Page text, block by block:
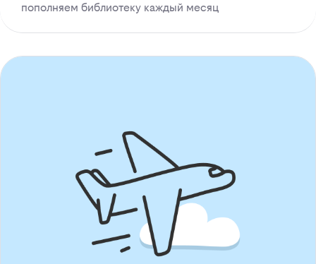
пополняем библиотеку каждый месяц